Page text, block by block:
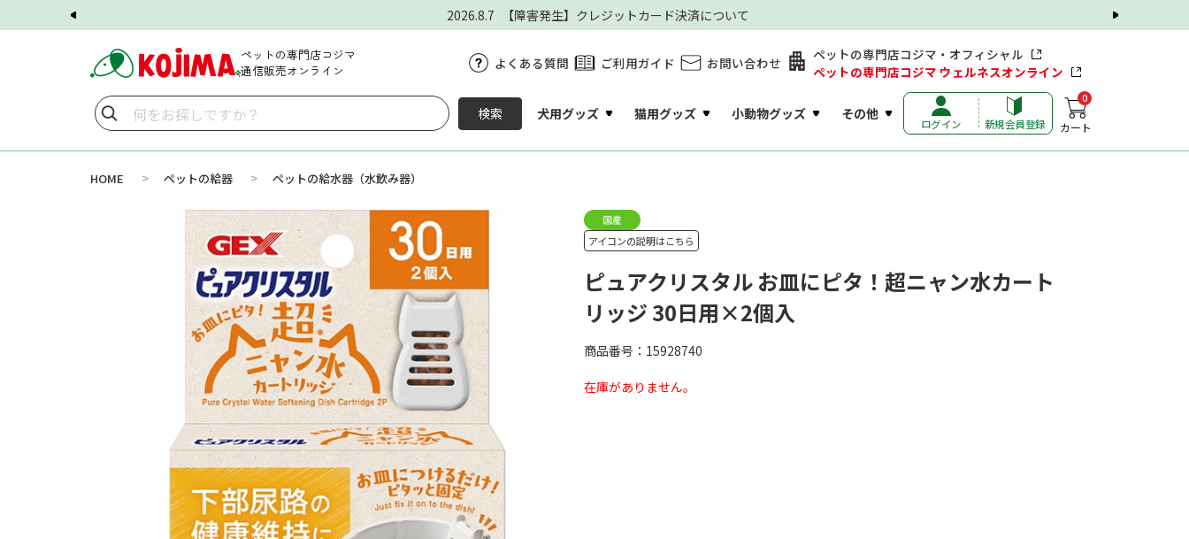
2026.8.7 【障害発生】クレジットカード決済について
ペットの専門店コジマ
通信販売オンライン
よくある質問 ご利用ガイド お問い合わせ
ペットの専門店コジマ・オフィシャル
ペットの専門店コジマ ウェルネスオンライン
検索 犬用グッズ 猫用グッズ 小動物グッズ その他
ログイン 新規会員登録
0
カート
HOME > ペットの給器 > ペットの給水器（水飲み器）
アイコンの説明はこちら
ピュアクリスタル お皿にピタ！超ニャン水カート
リッジ 30日用×2個入
商品番号：15928740
在庫がありません。